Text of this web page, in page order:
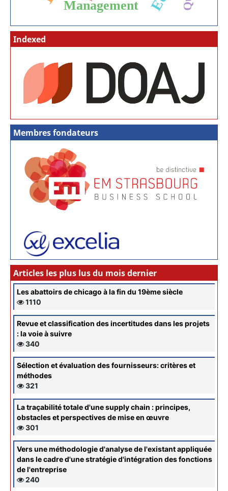
Management
Indexed
Membres fondateurs
Articles les plus lus du mois dernier
Les abattoirs de chicago à la fin du 19ème siècle
1110
Revue et classification des incertitudes dans les projets
: la voie à suivre
340
Sélection et évaluation des fournisseurs: critères et
méthodes
321
La traçabilité totale d'une supply chain : principes,
obstacles et perspectives de mise en œuvre
301
Vers une méthodologie d'analyse de l'existant appliquée
dans le cadre d'une stratégie d'intégration des fonctions
de l'entreprise
240